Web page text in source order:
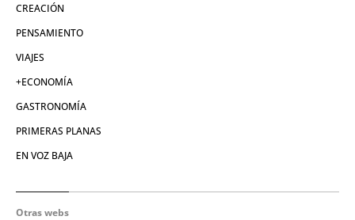
CREACIÓN
PENSAMIENTO
VIAJES
+ECONOMÍA
GASTRONOMÍA
PRIMERAS PLANAS
EN VOZ BAJA
Otras webs